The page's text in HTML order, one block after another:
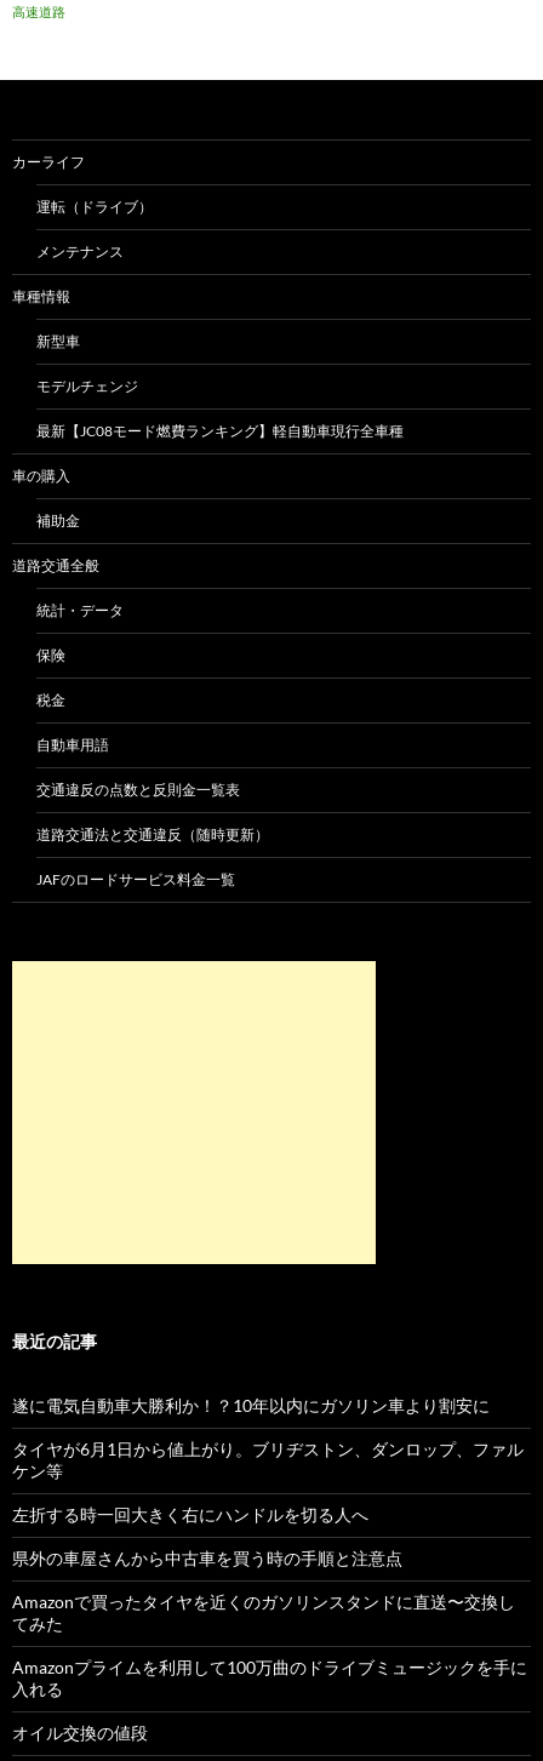
高速道路
カーライフ
運転（ドライブ）
メンテナンス
車種情報
新型車
モデルチェンジ
最新【JC08モード燃費ランキング】軽自動車現行全車種
車の購入
補助金
道路交通全般
統計・データ
保険
税金
自動車用語
交通違反の点数と反則金一覧表
道路交通法と交通違反（随時更新）
JAFのロードサービス料金一覧
最近の記事
遂に電気自動車大勝利か！？10年以内にガソリン車より割安に
タイヤが6月1日から値上がり。ブリヂストン、ダンロップ、ファル
ケン等
左折する時一回大きく右にハンドルを切る人へ
県外の車屋さんから中古車を買う時の手順と注意点
Amazonで買ったタイヤを近くのガソリンスタンドに直送〜交換し
てみた
Amazonプライムを利用して100万曲のドライブミュージックを手に
入れる
オイル交換の値段